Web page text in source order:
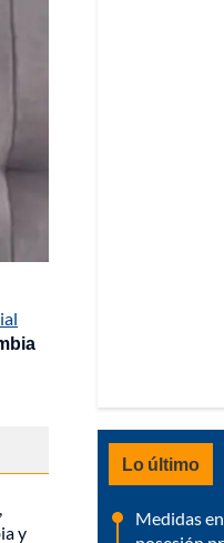
y
Lo último
Medidas